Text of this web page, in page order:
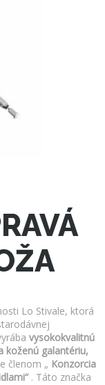
Lo Stivale, ktorá
vysokokvalitnú
koženú galantériu,
členom „ Konzorcia
. Táto značka